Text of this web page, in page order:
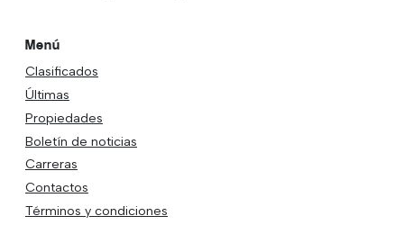
Menú
Clasificados
Últimas
Propiedades
Boletín de noticias
Carreras
Contactos
Términos y condiciones